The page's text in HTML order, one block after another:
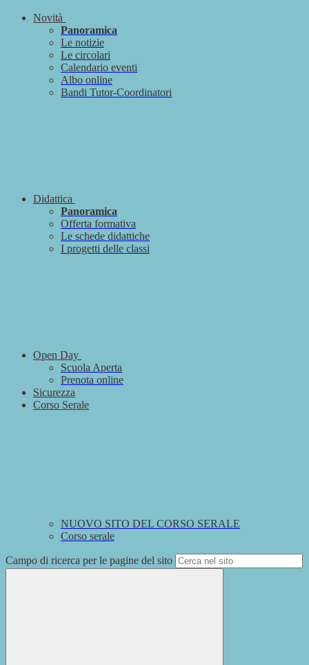
Novità
Panoramica
Le notizie
Le circolari
Calendario eventi
Albo online
Bandi Tutor-Coordinatori
Didattica
Panoramica
Offerta formativa
Le schede didattiche
I progetti delle classi
Open Day
Scuola Aperta
Prenota online
Sicurezza
Corso Serale
NUOVO SITO DEL CORSO SERALE
Corso serale
Campo di ricerca per le pagine del sito